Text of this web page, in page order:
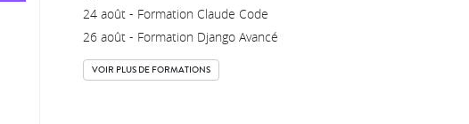
24 août - Formation Claude Code
26 août - Formation Django Avancé
VOIR PLUS DE FORMATIONS